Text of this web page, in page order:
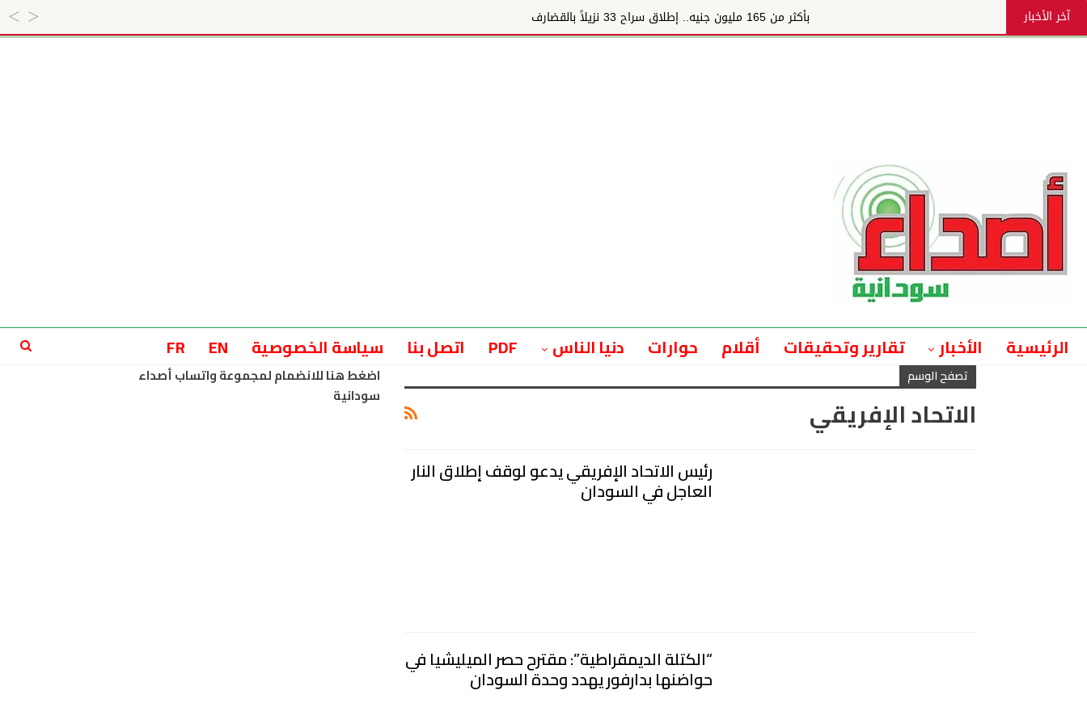
آخر الأخبار
الرئيسية الأخبار تقارير وتحقيقات أقلام حوارات دنيا الناس PDF اتصل بنا سياسة الخصوصية EN
FR
تصفح الوسم
الاتحاد الإفريقي
رئيس الاتحاد الإفريقي يدعو لوقف إطلاق النار
العاجل في السودان
“الكتلة الديمقراطية”: مقترح حصر الميليشيا في
حواضنها بدارفور يهدد وحدة السودان
اضغط هنا للانضمام لمجموعة واتساب أصداء
سودانية